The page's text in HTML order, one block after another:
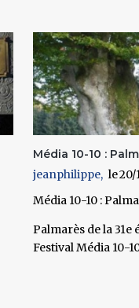
Média 10-10 :
jeanphilippe
20/
Média 10-10 :
Palmarès de la 31e
Festival Média 10-